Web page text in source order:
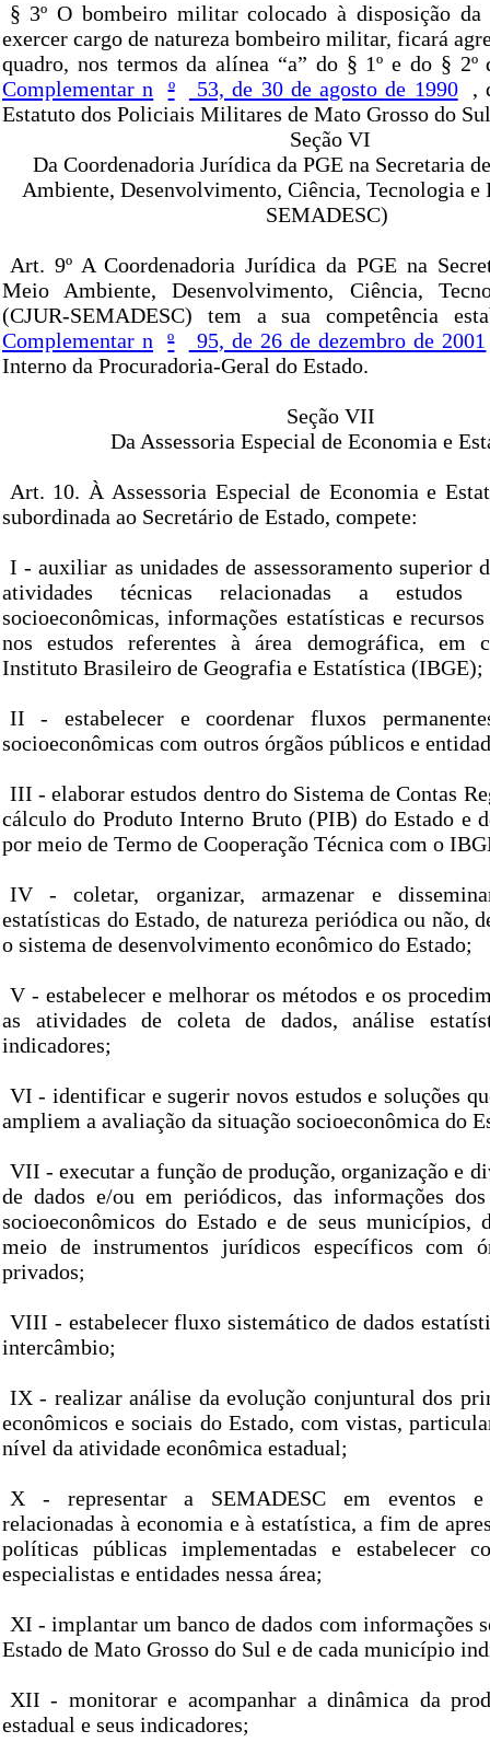
§ 3º O bombeiro militar colocado à disposição da
exercer cargo de natureza bombeiro militar, ficará
quadro, nos termos da alínea “a” do § 1º e do §
Complementar n
º 53, de 30 de agosto de 1990
,
Estatuto dos Policiais Militares de Mato Grosso do
Seção VI
Da Coordenadoria Jurídica da PGE na Secretaria
Ambiente, Desenvolvimento, Ciência, Tecnologia e
SEMADESC)
Art. 9º A Coordenadoria Jurídica da PGE na
Meio Ambiente, Desenvolvimento, Ciência,
(CJUR-SEMADESC) tem a sua competência
Complementar n
º
95, de 26 de dezembro de 2001
Interno da Procuradoria-Geral do Estado.
Seção VII
Da Assessoria Especial de Economia e
Art. 10. À Assessoria Especial de Economia e
subordinada ao Secretário de Estado, compete:
I - auxiliar as unidades de assessoramento superior
atividades técnicas relacionadas a
socioeconômicas, informações estatísticas e
nos estudos referentes à área demográfica, em
Instituto Brasileiro de Geografia e Estatística (IBGE);
II - estabelecer e coordenar fluxos
socioeconômicas com outros órgãos públicos e
III - elaborar estudos dentro do Sistema de Contas
cálculo do Produto Interno Bruto (PIB) do Estado e
por meio de Termo de Cooperação Técnica com o
IV - coletar, organizar, armazenar e
estatísticas do Estado, de natureza periódica ou não,
o sistema de desenvolvimento econômico do Estado;
V - estabelecer e melhorar os métodos e os
as atividades de coleta de dados, análise
indicadores;
VI - identificar e sugerir novos estudos e soluções
ampliem a avaliação da situação socioeconômica do
VII - executar a função de produção, organização e
de dados e/ou em periódicos, das informações
socioeconômicos do Estado e de seus municípios,
meio de instrumentos jurídicos específicos com
privados;
VIII - estabelecer fluxo sistemático de dados
intercâmbio;
IX - realizar análise da evolução conjuntural dos
econômicos e sociais do Estado, com vistas,
nível da atividade econômica estadual;
X - representar a SEMADESC em eventos e
relacionadas à economia e à estatística, a fim de
políticas públicas implementadas e estabelecer
especialistas e entidades nessa área;
XI - implantar um banco de dados com informações
Estado de Mato Grosso do Sul e de cada município
XII - monitorar e acompanhar a dinâmica da
estadual e seus indicadores;